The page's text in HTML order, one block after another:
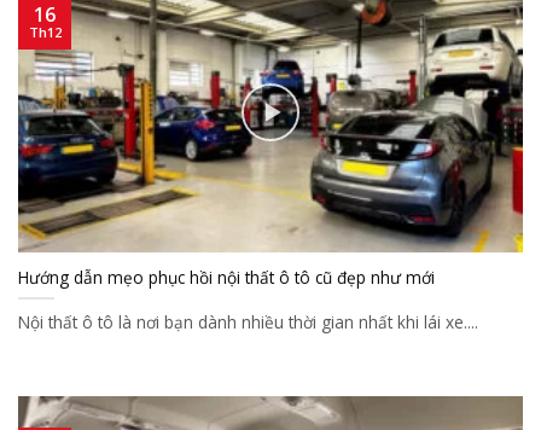
Hướng dẫn mẹo phục hồi nội thất ô tô cũ đẹp như mới
Nội thất ô tô là nơi bạn dành nhiều thời gian nhất khi lái xe....
16
Th12